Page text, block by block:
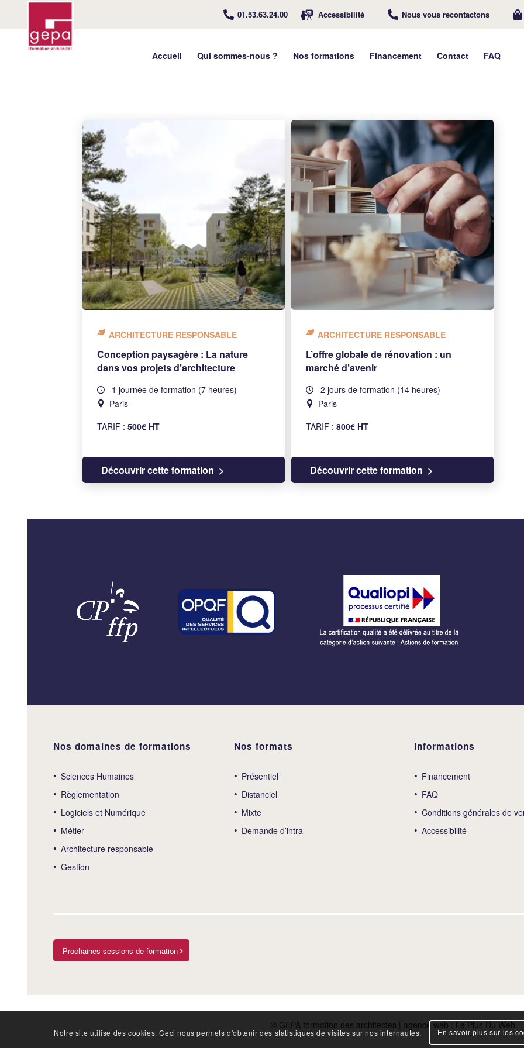
01.53.63.24.00 Accessibilité Nous vous recontactons
Accueil Qui sommes-nous ? Nos formations Financement Contact FAQ
ARCHITECTURE RESPONSABLE
Conception paysagère : La nature
dans vos projets d’architecture
1 journée de formation (7 heures)
Paris
TARIF : 500€ HT
Découvrir cette formation
ARCHITECTURE RESPONSABLE
L’offre globale de rénovation : un
marché d’avenir
2 jours de formation (14 heures)
Paris
TARIF : 800€ HT
Découvrir cette formation
Nos domaines de formations
Sciences Humaines
Règlementation
Logiciels et Numérique
Métier
Architecture responsable
Gestion
Nos formats
Présentiel
Distanciel
Mixte
Demande d’intra
Informations
Financement
FAQ
Conditions générales de
Accessibilité
Prochaines sessions de formation
© GEPA formation des architectes | agence web :Le Plus Du Web
Notre site utilise des cookies. Ceci nous permets d'obtenir des statistiques de visites sur nos internautes. En savoir plus sur les